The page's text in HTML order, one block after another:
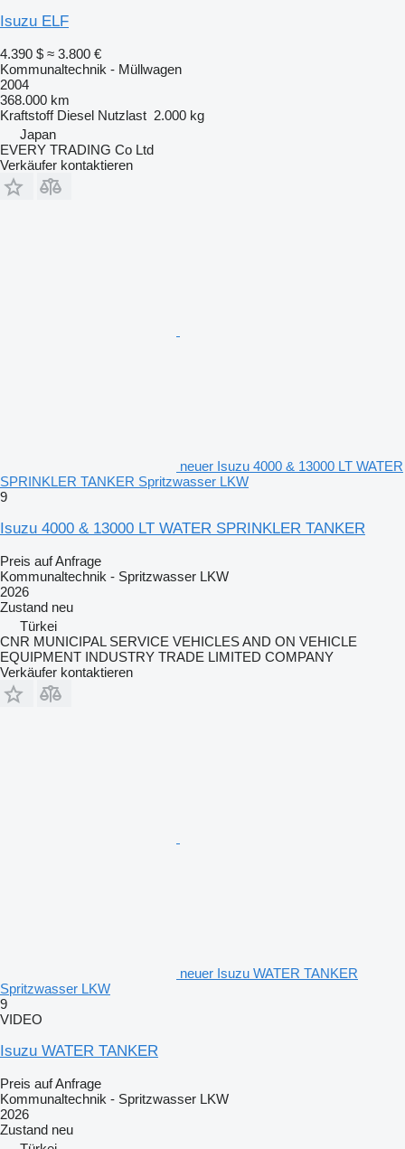
Isuzu ELF
4.390 $ ≈ 3.800 €
Kommunaltechnik - Müllwagen
2004
368.000 km
Kraftstoff Diesel Nutzlast 2.000 kg
Japan
EVERY TRADING Co Ltd
Verkäufer kontaktieren
neuer Isuzu 4000 & 13000 LT WATER
SPRINKLER TANKER Spritzwasser LKW
9
Isuzu 4000 & 13000 LT WATER SPRINKLER TANKER
Preis auf Anfrage
Kommunaltechnik - Spritzwasser LKW
2026
Zustand neu
Türkei
CNR MUNICIPAL SERVICE VEHICLES AND ON VEHICLE
EQUIPMENT INDUSTRY TRADE LIMITED COMPANY
Verkäufer kontaktieren
neuer Isuzu WATER TANKER
Spritzwasser LKW
9
VIDEO
Isuzu WATER TANKER
Preis auf Anfrage
Kommunaltechnik - Spritzwasser LKW
2026
Zustand neu